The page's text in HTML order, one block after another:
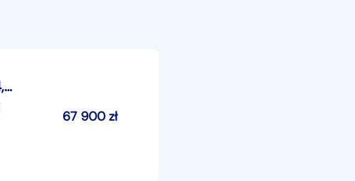
Iveco DAILY KONTENER 35S14 NISKOPODŁOGOWY 4,44x2,23x2,42 KAMPER FOODTRUCK BAR
67 900zł